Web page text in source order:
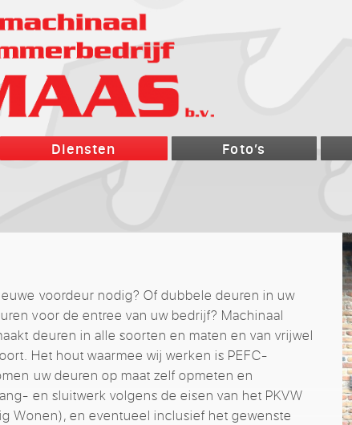
Diensten Foto’s
voordeur nodig? Of dubbele deuren in uw
voor de entree van uw bedrijf? Machinaal
deuren in alle soorten en maten en van vrijwel
Het hout waarmee wij werken is PEFC-
uw deuren op maat zelf opmeten en
en sluitwerk volgens de eisen van het PKVW
Wonen), en eventueel inclusief het gewenste